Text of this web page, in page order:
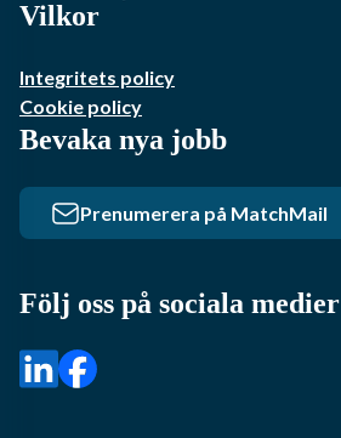
Vilkor
Integritets policy
Cookie policy
Bevaka nya jobb
Prenumerera på MatchMail
Följ oss på sociala medier